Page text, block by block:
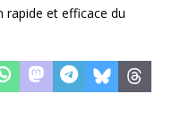
rapide et efficace du